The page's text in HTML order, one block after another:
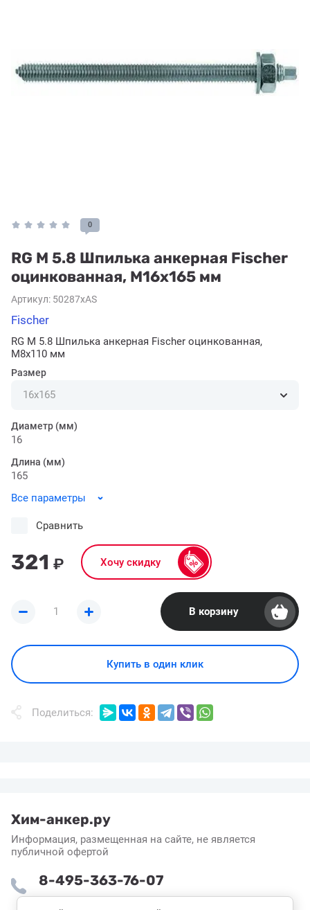
0
RG M 5.8 Шпилька анкерная Fischer
оцинкованная, M16x165 мм
Артикул: 50287xAS
Fischer
RG M 5.8 Шпилька анкерная Fischer оцинкованная,
M8x110 мм
Размер
Диаметр (мм)
16
Длина (мм)
165
Все параметры
321 ₽ Хочу скидку
Сравнить
В корзину
Купить в один клик
Поделиться:
Хим-анкер.ру
Информация, размещенная на сайте, не является
публичной офертой
8-495-363-76-07
Пн-Пт: 8:30 - 16:55